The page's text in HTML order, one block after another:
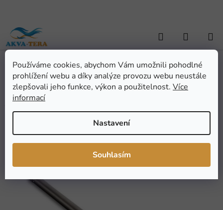
Používáme cookies, abychom Vám umožnili pohodlné
prohlížení webu a díky analýze provozu webu neustále
zlepšovali jeho funkce, výkon a použitelnost. Více
informací
Nastavení
Souhlasím
obsah
Hledat
KOŠÍK
Domů / TERARISTIKA / Terarijní potřeby / Manipulační pomůcky
ReptiZoo Hák na hady teleskopický, max. 60cm
ReptiZoo Hák na hady
teleskopický, max. 60cm
hodnocení
0,0
Podrobnosti hodnocení
Značka:ReptiZoo